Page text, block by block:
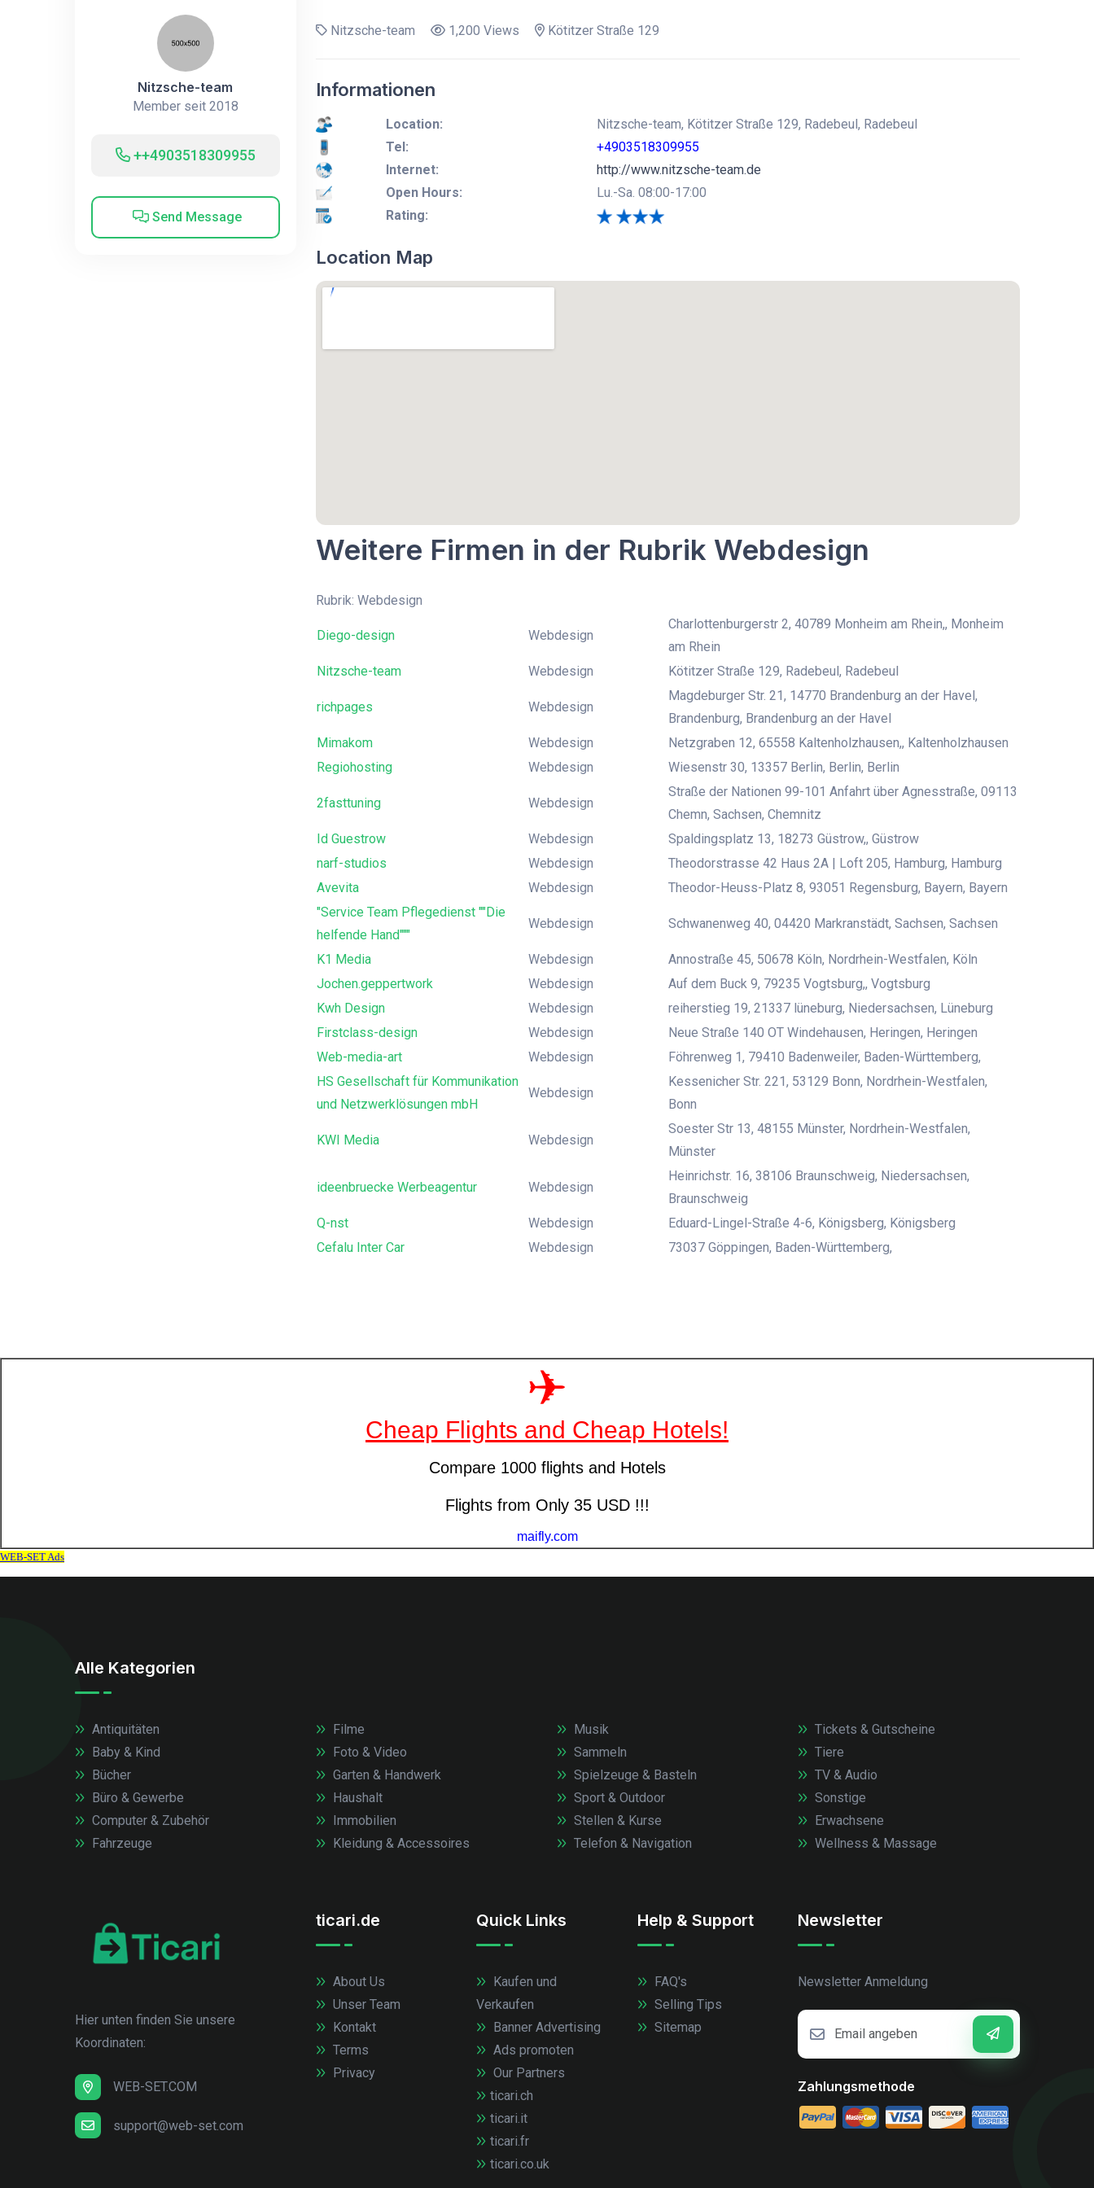
Nitzsche-team
Member seit 2018
++4903518309955
Send Message
Nitzsche-team 1,200 Views Kötitzer Straße 129
Informationen
Location:
Nitzsche-team, Kötitzer Straße 129, Radebeul, Radebeul
Tel:
+4903518309955
Internet:
http://www.nitzsche-team.de
Open Hours:
Lu.-Sa. 08:00-17:00
Rating:
Location Map
Weitere Firmen in der Rubrik Webdesign
Rubrik: Webdesign
Diego-design Webdesign
Charlottenburgerstr 2, 40789 Monheim am Rhein,, Monheim
am Rhein
Nitzsche-team
Webdesign Kötitzer Straße 129, Radebeul, Radebeul
richpages Webdesign
Magdeburger Str. 21, 14770 Brandenburg an der Havel,
Brandenburg, Brandenburg an der Havel
Mimakom
Webdesign
Netzgraben 12, 65558 Kaltenholzhausen,, Kaltenholzhausen
Regiohosting
Webdesign Wiesenstr 30, 13357 Berlin, Berlin, Berlin
2fasttuning Webdesign
Straße der Nationen 99-101 Anfahrt über Agnesstraße, 09113
Chemn, Sachsen, Chemnitz
Id Guestrow
Webdesign
Spaldingsplatz 13, 18273 Güstrow,, Güstrow
narf-studios
Webdesign
Theodorstrasse 42 Haus 2A | Loft 205, Hamburg, Hamburg
Avevita
Webdesign
Theodor-Heuss-Platz 8, 93051 Regensburg, Bayern, Bayern
"Service Team Pflegedienst ""Die
helfende Hand"""
Webdesign Schwanenweg 40, 04420 Markranstädt, Sachsen, Sachsen
K1 Media Webdesign
Annostraße 45, 50678 Köln, Nordrhein-Westfalen, Köln
Jochen.geppertwork
Webdesign
Auf dem Buck 9, 79235 Vogtsburg,, Vogtsburg
Kwh Design
Webdesign
reiherstieg 19, 21337 lüneburg, Niedersachsen, Lüneburg
Firstclass-design
Webdesign
Neue Straße 140 OT Windehausen, Heringen, Heringen
Web-media-art
Webdesign
Föhrenweg 1, 79410 Badenweiler, Baden-Württemberg,
HS Gesellschaft für Kommunikation
und Netzwerklösungen mbH
Webdesign
Kessenicher Str. 221, 53129 Bonn, Nordrhein-Westfalen,
Bonn
KWI Media Webdesign
Soester Str 13, 48155 Münster, Nordrhein-Westfalen,
Münster
ideenbruecke Werbeagentur Webdesign
Heinrichstr. 16, 38106 Braunschweig, Niedersachsen,
Braunschweig
Q-nst
Webdesign
Eduard-Lingel-Straße 4-6, Königsberg, Königsberg
Cefalu Inter Car
Webdesign 73037 Göppingen, Baden-Württemberg,
Alle Kategorien
Antiquitäten
Baby & Kind
Bücher
Büro & Gewerbe
Computer & Zubehör
Fahrzeuge
Filme
Foto & Video
Garten & Handwerk
Haushalt
Immobilien
Kleidung & Accessoires
Musik
Sammeln
Spielzeuge & Basteln
Sport & Outdoor
Stellen & Kurse
Telefon & Navigation
Tickets & Gutscheine
Tiere
TV & Audio
Sonstige
Erwachsene
Wellness & Massage
Hier unten finden Sie unsere
Koordinaten:
WEB-SET.COM
support@web-set.com
ticari.de
About Us
Unser Team
Kontakt
Terms
Privacy
Quick Links
Kaufen und
Verkaufen
Banner Advertising
Ads promoten
Our Partners
ticari.ch
ticari.it
ticari.fr
ticari.co.uk
Help & Support
FAQ's
Selling Tips
Sitemap
Newsletter
Newsletter Anmeldung
Zahlungsmethode